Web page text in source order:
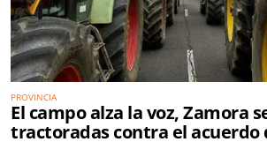
PROVINCIA
El campo alza la voz, Zamora
tractoradas contra el acuerdo